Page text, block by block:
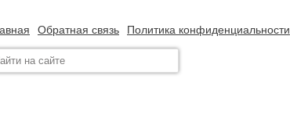
Обратная связь Политика конфиденциальности